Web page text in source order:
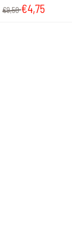
Van 9,50 voor 4,75
€9,50€4,75